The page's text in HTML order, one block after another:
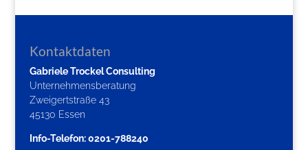
Kontaktdaten
Gabriele Trockel Consulting
Unternehmensberatung
Zweigertstraße 43
45130 Essen
Info-Telefon: 0201-788240